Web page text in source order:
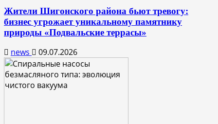
Жители Шигонского района бьют тревогу:
бизнес угрожает уникальному памятнику
природы «Подвальские террасы»
news 09.07.2026